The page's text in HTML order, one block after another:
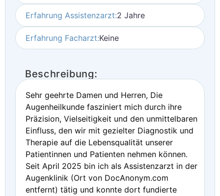
Erfahrung Assistenzarzt:2 Jahre
Erfahrung Facharzt:Keine
Beschreibung:
Sehr geehrte Damen und Herren, Die
Augenheilkunde fasziniert mich durch ihre
Präzision, Vielseitigkeit und den unmittelbaren
Einfluss, den wir mit gezielter Diagnostik und
Therapie auf die Lebensqualität unserer
Patientinnen und Patienten nehmen können.
Seit April 2025 bin ich als Assistenzarzt in der
Augenklinik (Ort von DocAnonym.com
entfernt) tätig und konnte dort fundierte